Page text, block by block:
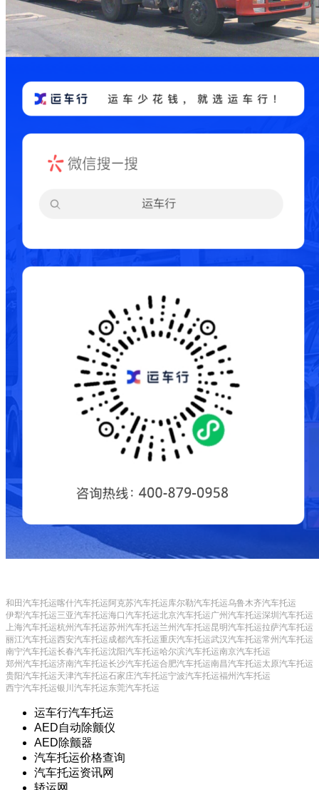
和田汽车托运喀什汽车托运阿克苏汽车托运库尔勒汽车托运乌鲁木齐汽车托运
伊犁汽车托运三亚汽车托运海口汽车托运北京汽车托运广州汽车托运深圳汽车托运
上海汽车托运杭州汽车托运苏州汽车托运兰州汽车托运昆明汽车托运拉萨汽车托运
丽江汽车托运西安汽车托运成都汽车托运重庆汽车托运武汉汽车托运常州汽车托运
南宁汽车托运长春汽车托运沈阳汽车托运哈尔滨汽车托运南京汽车托运
郑州汽车托运济南汽车托运长沙汽车托运合肥汽车托运南昌汽车托运太原汽车托运
贵阳汽车托运天津汽车托运石家庄汽车托运宁波汽车托运福州汽车托运
西宁汽车托运银川汽车托运东莞汽车托运
运车行汽车托运
AED自动除颤仪
AED除颤器
汽车托运价格查询
汽车托运资讯网
轿运网